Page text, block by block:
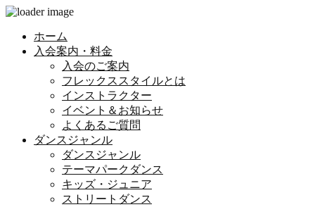
ホーム
入会案内・料金
入会のご案内
フレックススタイルとは
インストラクター
イベント＆お知らせ
よくあるご質問
ダンスジャンル
ダンスジャンル
テーマパークダンス
キッズ・ジュニア
ストリートダンス